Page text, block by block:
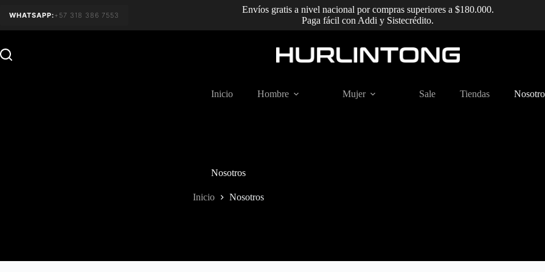
WHATSAPP:+57 318 386 7553
Envíos gratis a nivel nacional por compras superiores a $180.000.
Paga fácil con Addi y Sistecrédito.
Inicio Hombre Mujer Sale Tiendas
Nosotros
Inicio Nosotros